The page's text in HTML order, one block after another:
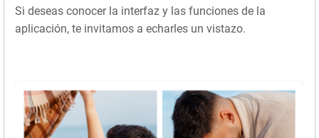
Si deseas conocer la interfaz y las funciones de la
aplicación, te invitamos a echarles un vistazo.